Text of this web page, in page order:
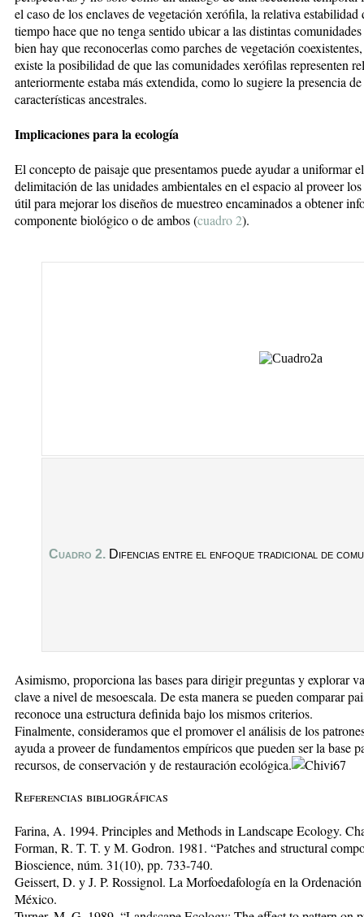
el caso de los enclaves de vegetación xerófila, la relativa
tiempo hace que no tenga sentido ubicar a las distintas
bien hay que reconocerlas como parches de vegetación
existe la posibilidad de que las comunidades xerófilas representen
anteriormente estaba más extendida, como lo sugiere la presencia
características ancestrales.
Implicaciones para la ecología
El concepto de paisaje que presentamos puede ayudar a uniformar
delimitación de las unidades ambientales en el espacio al proveer
útil para mejorar los diseños de muestreo encaminados a obtener
componente biológico o de ambos (cuadro 2).
Cuadro 2.Difencias entre el enfoque tradicional de
Asimismo, proporciona las bases para dirigir preguntas y explorar
clave a nivel de mesoescala. De esta manera se pueden comparar
reconoce una estructura definida bajo los mismos criterios.
Finalmente, consideramos que el promover el análisis de los
ayuda a proveer de fundamentos empíricos que pueden ser la base
recursos, de conservación y de restauración ecológica.
Referencias bibliográficas
Farina, A. 1994. Principles and Methods in Landscape Ecology.
Forman, R. T. T. y M. Godron. 1981. “Patches and structural
Bioscience, núm. 31(10), pp. 733-740.
Geissert, D. y J. P. Rossignol. La Morfoedafología en la
México.